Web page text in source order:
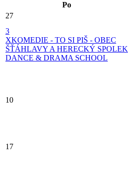
Po
27
3
XKOMEDIE - TO SI PIŠ - OBEC
ŠŤÁHLAVY A HERECKÝ SPOLEK
DANCE & DRAMA SCHOOL
10
17